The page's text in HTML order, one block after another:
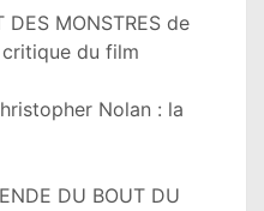
DES MONSTRES de
du film
Nolan : la
DU BOUT DU